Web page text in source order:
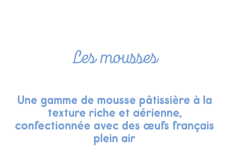
Les mousses
Une gamme de mousse pâtissière à la
texture riche et aérienne,
confectionnée avec des œufs français
plein air